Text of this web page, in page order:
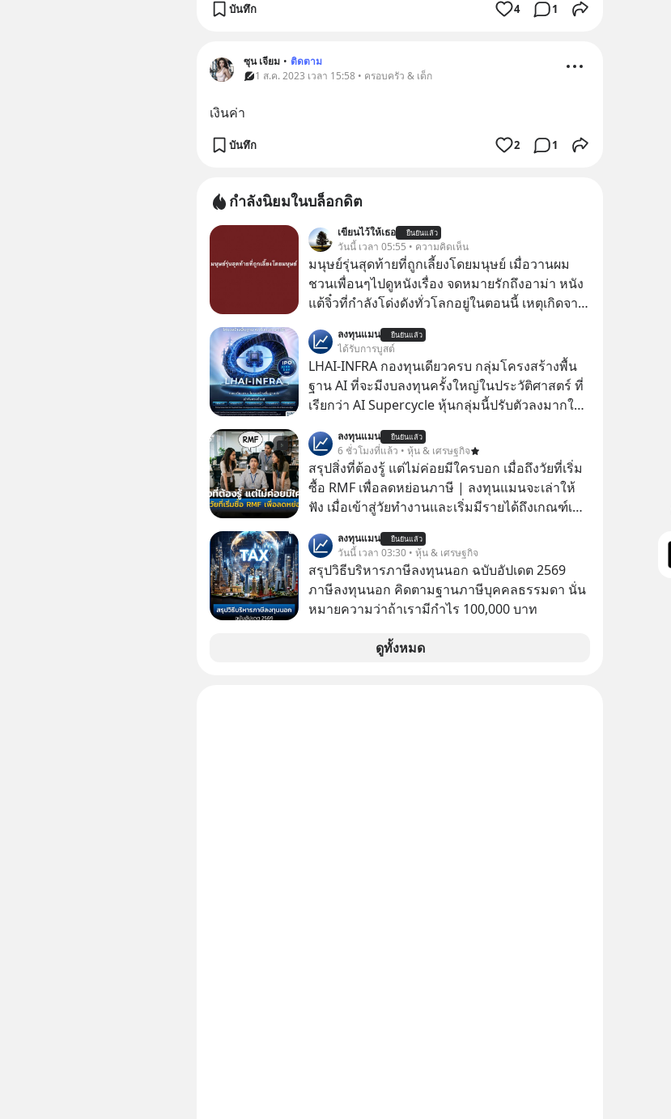
บันทึก 4 1
ซุน เจียม • ติดตาม
1 ส.ค. 2023 เวลา 15:58 • ครอบครัว & เด็ก
เงินค่า
บันทึก 2 1
กำลังนิยมในบล็อกดิต
เขียนไว้ให้เธอ ยืนยันแล้ว
วันนี้ เวลา 05:55 • ความคิดเห็น
มนุษย์รุ่นสุดท้ายที่ถูกเลี้ยงโดยมนุษย์ เมื่อวานผม
ชวนเพื่อนๆไปดูหนังเรื่อง จดหมายรักถึงอาม่า หนัง
แต้จิ๋วที่กำลังโด่งดังทั่วโลกอยู่ในตอนนี้ เหตุเกิดจาก
อยากดูมาก ด้วยเพราะว่าอากงก็มาจากเมืองจีน ป๊า
ก็พูดแต้จิ๋วได้ มีเรื่องราวมีความผูกพันที่ได้ยินตั้งแต่
เด็ก
ลงทุนแมน ยืนยันแล้ว
ได้รับการบูสต์
LHAI-INFRA กองทุนเดียวครบ กลุ่มโครงสร้างพื้น
ฐาน AI ที่จะมีงบลงทุนครั้งใหญ่ในประวัติศาสตร์ ที่
เรียกว่า AI Supercycle หุ้นกลุ่มนี้ปรับตัวลงมากใน
ลงทุน AI อย่างต่อเนื่อง ซึ่งต้องการโครงสร้างพื้น
ฐานด้าน AI จำนวนมาก ตั้งแต่เมโมรีชิป เก็บข้อมูล
ยันระบบไฟฟ้า และระบายความร้อน
ลงทุนแมน ยืนยันแล้ว
6 ชั่วโมงที่แล้ว • หุ้น & เศรษฐกิจ
สรุปสิ่งที่ต้องรู้ แต่ไม่ค่อยมีใครบอก เมื่อถึงวัยที่เริ่ม
ซื้อ RMF เพื่อลดหย่อนภาษี | ลงทุนแมนจะเล่าให้
ฟัง เมื่อเข้าสู่วัยทำงานและเริ่มมีรายได้ถึงเกณฑ์เสีย
เพราะนอกจากจะช่วยลดหย่อนภาษีได้แล้ว ยังเป็น
โอกาสในการสร้างความมั่งคั่งระยะยาว แต่น้อยคน
นักที่จะลงลึกว่า ถ้าลงทุนใน RMF ควรรู้ อะไรบ้าง
ควรดู ตรงไหน ทำอย่างไร ถึงจะดีกับเรา แล้วเรา
ต่อได้จริง ๆ ลงทุนแมนจะเล่าให้ฟัง
ลงทุนแมน ยืนยันแล้ว
วันนี้ เวลา 03:30 • หุ้น & เศรษฐกิจ
สรุปวิธีบริหารภาษีลงทุนนอก ฉบับอัปเดต 2569
ภาษีลงทุนนอก คิดตามฐานภาษีบุคคลธรรมดา นั่น
หมายความว่าถ้าเรามีกำไร 100,000 บาท
ดูทั้งหมด